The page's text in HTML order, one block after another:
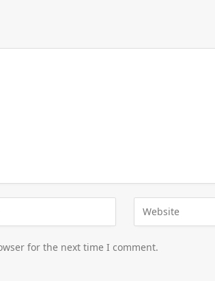
for the next time I comment.